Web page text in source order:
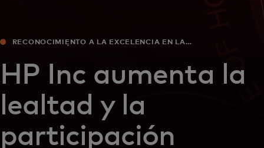
RECONOCIMIENTO A LA EXCELENCIA EN LA
HP Inc aumenta la
lealtad y la
participación